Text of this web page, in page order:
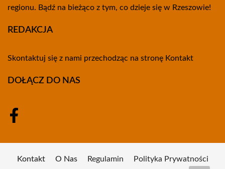
regionu. Bądź na bieżąco z tym, co dzieje się w Rzeszowie!
REDAKCJA
Skontaktuj się z nami przechodząc na stronę Kontakt
DOŁĄCZ DO NAS
Kontakt O Nas Regulamin Polityka Prywatności